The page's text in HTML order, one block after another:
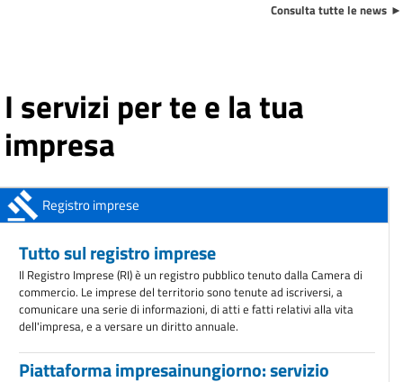
Ulteriore trasferimento di sportelli dalla sede di piazza Borsa dal 9
marzo 2026
Avviso all'utenza
AVVISO ALL'UTENZA: Chiusura sportelli della sede di Conegliano
ANAC: obbligo di registrazione degli operatori economici
ottobre 2025
Consulta tutte le news
I servizi per te e la tua
impresa
Registro imprese
Tutto sul registro imprese
Il Registro Imprese (RI) è un registro pubblico tenuto dalla Camera di
commercio. Le imprese del territorio sono tenute ad iscriversi, a
comunicare una serie di informazioni, di atti e fatti relativi alla vita
dell'impresa, e a versare un diritto annuale.
Piattaforma impresainungiorno: servizio